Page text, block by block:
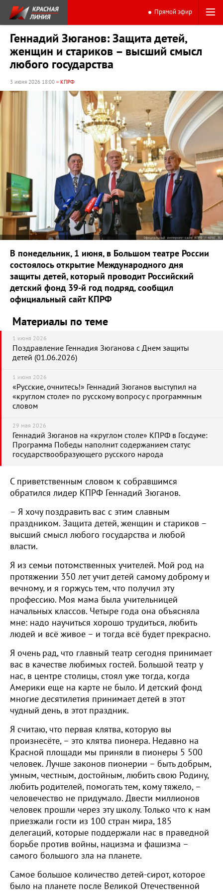
Прямой эфир
Геннадий Зюганов: Защита детей,
женщин и стариков – высший смысл
любого государства
3 июня 2026 18:00 – КПРФ
В понедельник, 1 июня, в Большом театре России
состоялось открытие Международного дня
защиты детей, который проводит Российский
детский фонд 39-й год подряд, сообщил
официальный сайт КПРФ
Материалы по теме
1 июня 2026
Поздравление Геннадия Зюганова с Днем защиты
детей (01.06.2026)
1 июня 2026
«Русские, очнитесь!» Геннадий Зюганов выступил на
«круглом столе» по русскому вопросу с программным
словом
29 мая 2026
Геннадий Зюганов на «круглом столе» КПРФ в Госдуме:
Программа Победы наполнит содержанием статус
государствообразующего русского народа
С приветственным словом к собравшимся
обратился лидер КПРФ Геннадий Зюганов.
– Я хочу поздравить вас с этим славным
праздником. Защита детей, женщин и стариков –
высший смысл любого государства и любой
власти.
Я из семьи потомственных учителей. Мой род на
протяжении 350 лет учит детей самому доброму и
вечному, и я горжусь тем, что получил эту
профессию. Моя мама была учительницей
начальных классов. Четыре года она объясняла
мне: надо научиться хорошо трудиться, любить
людей и всё живое – и тогда всё будет прекрасно.
Я очень рад, что главный театр сегодня принимает
вас в качестве любимых гостей. Большой театр у
нас, в центре столицы, стоял уже тогда, когда
Америки еще на карте не было. И детский фонд
многие десятилетия принимает детей в этот
чудный день, в этот праздник.
Я считаю, что первая клятва, которую вы
произнесёте, – это клятва пионера. Недавно на
Красной площади мы приняли в пионеры 5 500
человек. Лучше законов пионерии – быть добрым,
умным, честным, достойным, любить свою Родину,
любить родителей, помогать тем, кому тяжело, –
человечество не придумало. Двести миллионов
человек прошли через эту школу. Только что к нам
приезжали гости из 100 стран мира, 185
делегаций, которые поддержали нас в праведной
борьбе против войны, нацизма и фашизма –
самого большого зла на планете.
Самое большое количество детей-сирот, которое
было на планете после Великой Отечественной